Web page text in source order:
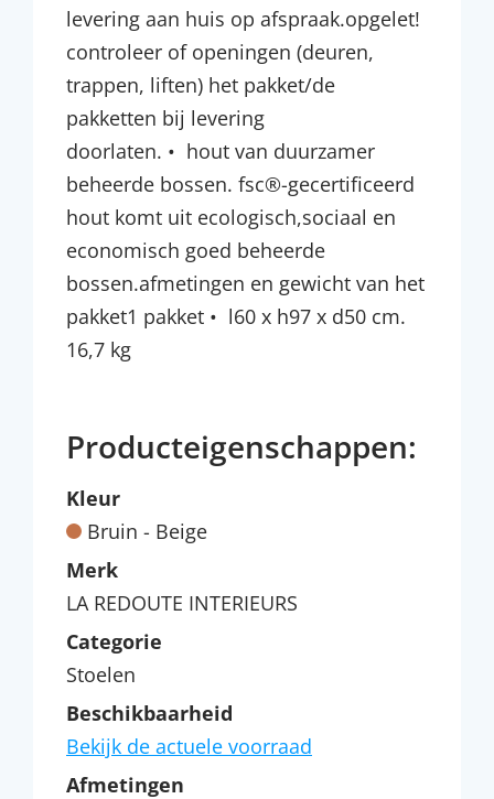
levering aan huis op afspraak.opgelet!
controleer of openingen (deuren,
trappen, liften) het pakket/de
pakketten bij levering
doorlaten. • hout van duurzamer
beheerde bossen. fsc®-gecertificeerd
hout komt uit ecologisch,sociaal en
economisch goed beheerde
bossen.afmetingen en gewicht van het
pakket1 pakket • l60 x h97 x d50 cm.
16,7 kg
Producteigenschappen:
Kleur
Bruin - Beige
Merk
LA REDOUTE INTERIEURS
Categorie
Stoelen
Beschikbaarheid
Bekijk de actuele voorraad
Afmetingen